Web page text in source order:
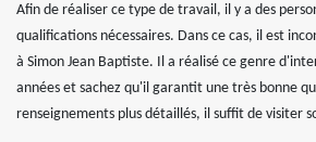
Afin de réaliser ce type de travail, il y a des
qualifications nécessaires. Dans ce cas, il est
à Simon Jean Baptiste. Il a réalisé ce genre
années et sachez qu'il garantit une très bonne
renseignements plus détaillés, il suffit de visiter